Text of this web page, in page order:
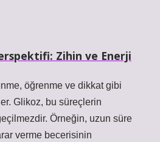
Zihin ve Enerji
öğrenme ve dikkat gibi
Glikoz, bu süreçlerin
Örneğin, uzun süre
verme becerisinin